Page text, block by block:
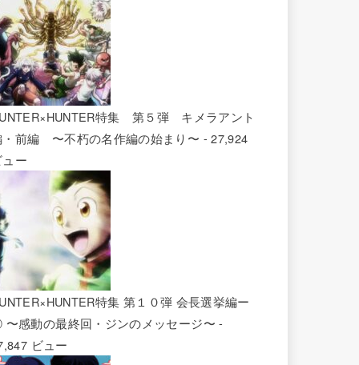
特集 第５弾 キメラアント
・前編 〜不朽の名作編の始まり〜 - 27,924
ー
特集 第１０弾 会長選挙編ー
感動の最終回・ジンのメッセージ〜 -
ビュー